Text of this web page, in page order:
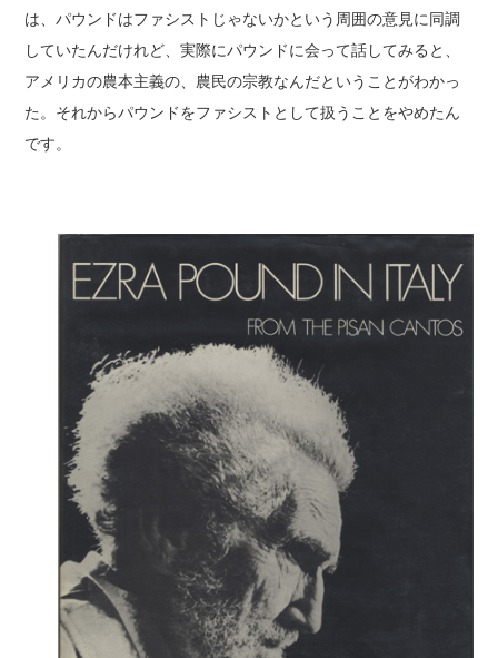
は、パウンドはファシストじゃないかという周囲の意見に同調
していたんだけれど、実際にパウンドに会って話してみると、
アメリカの農本主義の、農民の宗教なんだということがわかっ
た。それからパウンドをファシストとして扱うことをやめたん
です。